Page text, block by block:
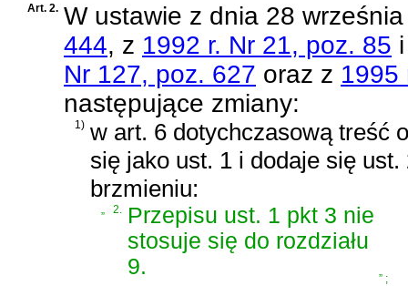
Art. 2. W ustawie z dnia 28
444, z 1992 r. Nr 21, poz. 85
Nr 127, poz. 627 oraz z 1995
następujące zmiany:
1) w art. 6 dotychczasową treść
się jako ust. 1 i dodaje się ust.
brzmieniu:
2.
Przepisu ust. 1 pkt 3 nie
stosuje się do rozdziału
9.
” ;